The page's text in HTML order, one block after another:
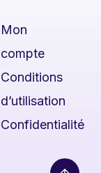
Mon
compte
Conditions
d’utilisation
Confidentialité